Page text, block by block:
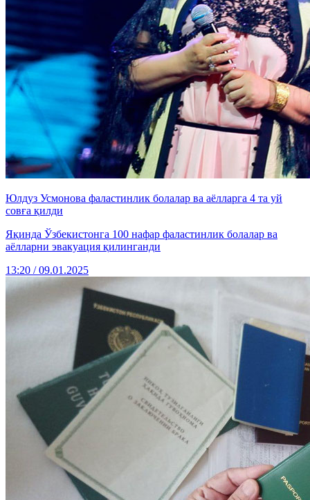
Юлдуз Усмонова фаластинлик болалар ва аёлларга 4 та уй
совға қилди
Яқинда Ўзбекистонга 100 нафар фаластинлик болалар ва
аёлларни эвакуация қилинганди
13:20 / 09.01.2025